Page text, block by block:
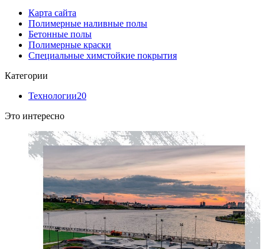
Карта сайта
Полимерные наливные полы
Бетонные полы
Полимерные краски
Специальные химстойкие покрытия
Категории
Технологии20
Это интересно